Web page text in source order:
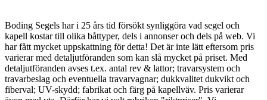
Boding Segels har i 25 års tid försökt synliggöra vad segel och
kapell kostar till olika båttyper, dels i annonser och dels på web. Vi
har fått mycket uppskattning för detta! Det är inte lätt eftersom pris
varierar med detaljutföranden som kan slå mycket på priset. Med
detaljutföranden avses t.ex. antal rev & lattor; travarsystem och
travarbeslag och eventuella travarvagnar; dukkvalitet dukvikt och
fiberval; UV-skydd; fabrikat och färg på kapellväv. Pris varierar